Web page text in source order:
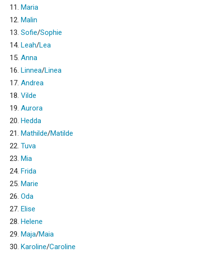
11. Maria
12. Malin
13. Sofie/Sophie
14. Leah/Lea
15. Anna
16. Linnea/Linea
17. Andrea
18. Vilde
19. Aurora
20. Hedda
21. Mathilde/Matilde
22. Tuva
23. Mia
24. Frida
25. Marie
26. Oda
27. Elise
28. Helene
29. Maja/Maia
30. Karoline/Caroline